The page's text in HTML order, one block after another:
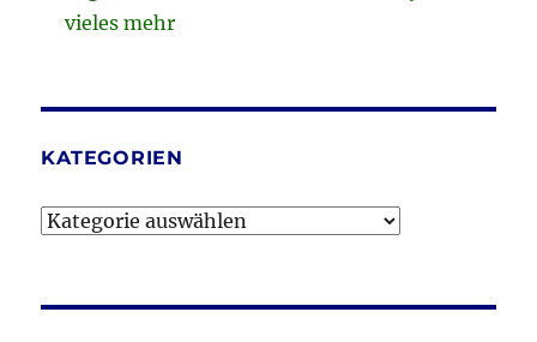
vieles mehr
KATEGORIEN
Kategorien